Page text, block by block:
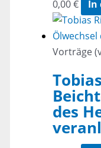
0,00€ In
Vorträge
des